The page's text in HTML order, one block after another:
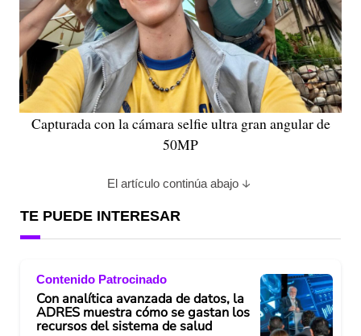
Capturada con la cámara selfie ultra gran angular de
50MP
El artículo continúa abajo
TE PUEDE INTERESAR
Contenido Patrocinado
Con analítica avanzada de datos, la
ADRES muestra cómo se gastan los
recursos del sistema de salud